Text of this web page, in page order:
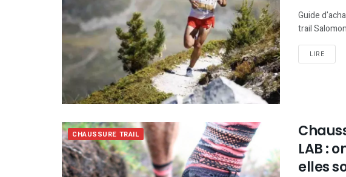
Guide
trail
LIRE
CHAUSSURE TRAIL
LAB :
elles